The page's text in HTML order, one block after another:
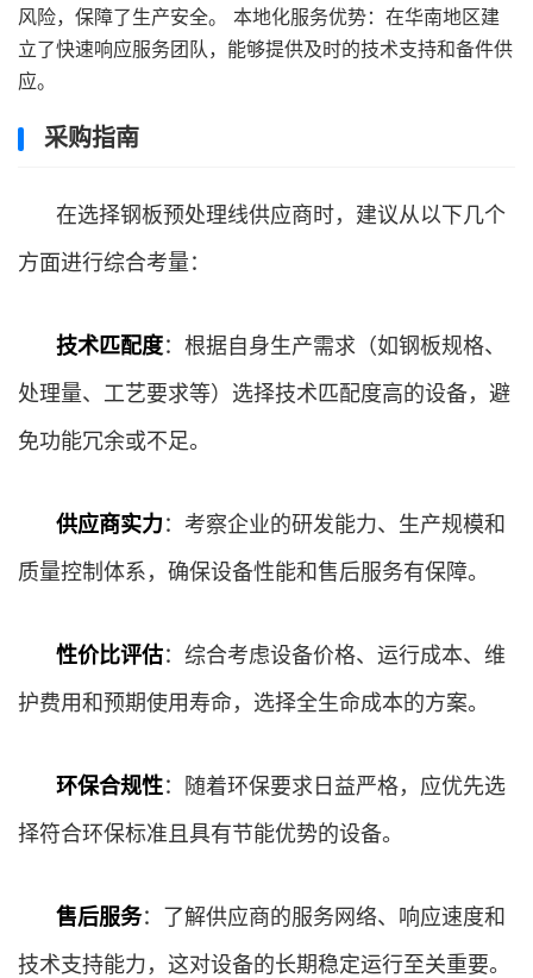
风险，保障了生产安全。 本地化服务优势：在华南地区建
立了快速响应服务团队，能够提供及时的技术支持和备件供
应。
采购指南
在选择钢板预处理线供应商时，建议从以下几个
方面进行综合考量：
技术匹配度：根据自身生产需求（如钢板规格、
处理量、工艺要求等）选择技术匹配度高的设备，避
免功能冗余或不足。
供应商实力：考察企业的研发能力、生产规模和
质量控制体系，确保设备性能和售后服务有保障。
性价比评估：综合考虑设备价格、运行成本、维
护费用和预期使用寿命，选择全生命成本的方案。
环保合规性：随着环保要求日益严格，应优先选
择符合环保标准且具有节能优势的设备。
售后服务：了解供应商的服务网络、响应速度和
技术支持能力，这对设备的长期稳定运行至关重要。